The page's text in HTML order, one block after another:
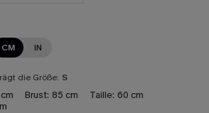
CM IN
die Größe: S
Brust: 85 cm Taille: 60 cm